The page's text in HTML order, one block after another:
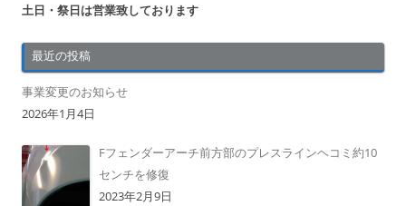
土日・祭日は営業致しております
最近の投稿
事業変更のお知らせ
2026年1月4日
Fフェンダーアーチ前方部のプレスラインヘコミ約10
センチを修復
2023年2月9日